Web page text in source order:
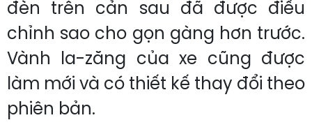
đèn trên cản sau đã được điều
chỉnh sao cho gọn gàng hơn trước.
Vành la-zăng của xe cũng được
làm mới và có thiết kế thay đổi theo
phiên bản.